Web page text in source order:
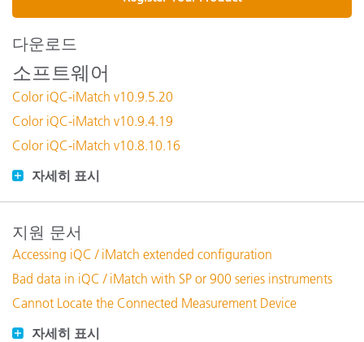
다운로드
소프트웨어
Color iQC-iMatch v10.9.5.20
Color iQC-iMatch v10.9.4.19
Color iQC-iMatch v10.8.10.16
자세히 표시
지원 문서
Accessing iQC / iMatch extended configuration
Bad data in iQC / iMatch with SP or 900 series instruments
Cannot Locate the Connected Measurement Device
자세히 표시